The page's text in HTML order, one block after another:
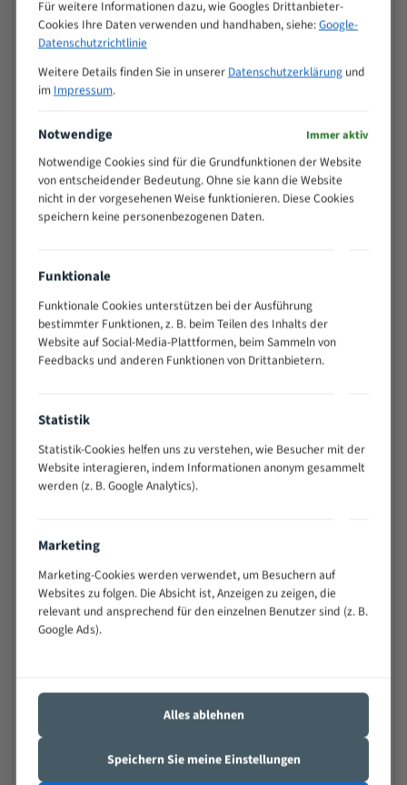
M (mm)
Zoll (ZpZ))
>
25
10/14
15 - 40
8/12
25 - 50
50 - 120
80 - 180
3/4
130 -
350
2/3
200 -
> 500
0,75/1,25
Vorteile:
Widerstandsfähig gegen Zahnbruch auch bei
schwierigen Werkstücken (Materialmischung,
wechselnde Verbindungslängen)
Sehr geringe Vibration
Technische Beschreibung:
Positiver Spanwinkel
Bandkörper aus hochlegiertem Federstahl
Für weitere Informationen dazu, wie Googles Drittanbieter-
Cookies Ihre Daten verwenden und handhaben, siehe:Google-
Datenschutzrichtlinie
Weitere Details finden Sie in unserer Datenschutzerklärungund
im Impressum.
Notwendige Immer aktiv
Notwendige Cookies sind für die Grundfunktionen der Website
von entscheidender Bedeutung. Ohne sie kann die Website
nicht in der vorgesehenen Weise funktionieren. Diese Cookies
speichern keine personenbezogenen Daten.
Funktionale
Funktionale Cookies unterstützen bei der Ausführung
bestimmter Funktionen, z. B. beim Teilen des Inhalts der
Website auf Social-Media-Plattformen, beim Sammeln von
Feedbacks und anderen Funktionen von Drittanbietern.
Statistik
Statistik-Cookies helfen uns zu verstehen, wie Besucher mit der
Website interagieren, indem Informationen anonym gesammelt
werden (z. B. Google Analytics).
Marketing
Marketing-Cookies werden verwendet, um Besuchern auf
Websites zu folgen. Die Absicht ist, Anzeigen zu zeigen, die
relevant und ansprechend für den einzelnen Benutzer sind (z. B.
Google Ads).
Alles ablehnen
Speichern Sie meine Einstellungen